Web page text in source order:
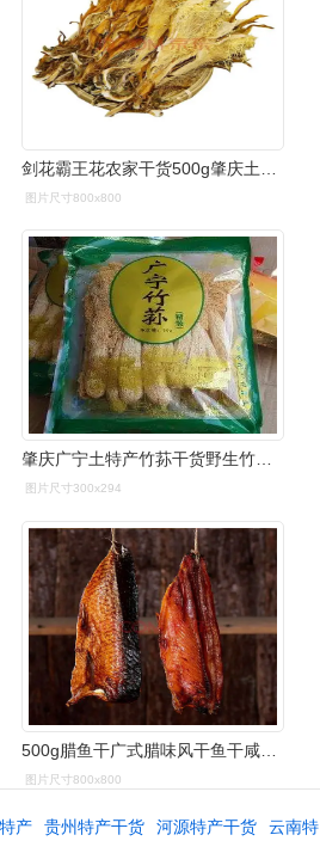
图片尺寸800x800
肇庆广宁土特产竹荪干货野生竹笙菌无硫浸鸡煲汤料顿肉火锅料包邮
图片尺寸300x294
500g腊鱼干广式腊味风干鱼干咸鱼干货广东特产草鱼顺德鱼干
图片尺寸800x800
产 贵州特产干货 河源特产干货 云南特